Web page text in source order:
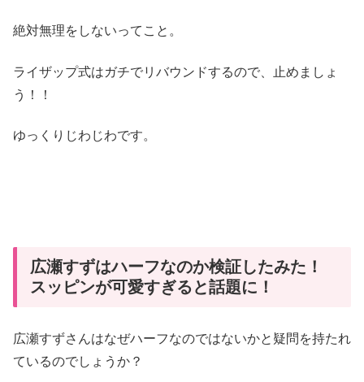
絶対無理をしないってこと。
ライザップ式はガチでリバウンドするので、止めましょ
う！！
ゆっくりじわじわです。
広瀬すずはハーフなのか検証したみた！
スッピンが可愛すぎると話題に！
広瀬すずさんはなぜハーフなのではないかと疑問を持たれ
ているのでしょうか？